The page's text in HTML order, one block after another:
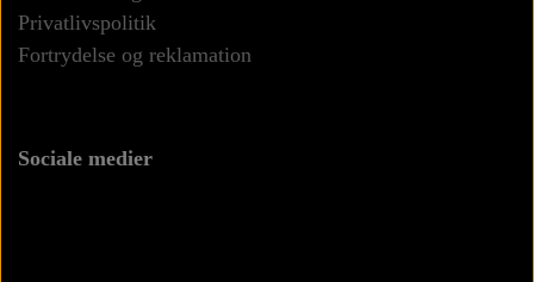
Privatlivspolitik
Fortrydelse og reklamation
Sociale medier